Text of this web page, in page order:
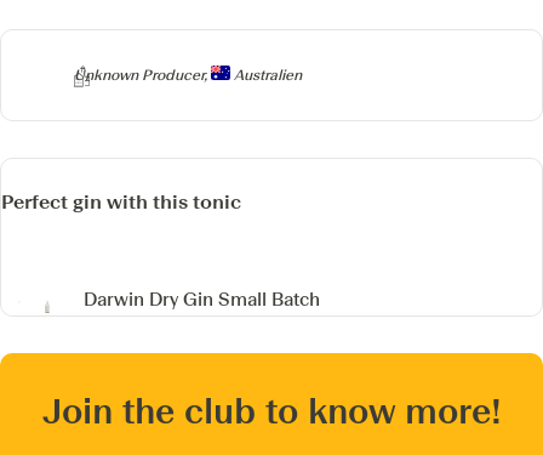
Producer
Unknown Producer, Australien
Perfect gin with this tonic
Darwin Dry Gin Small Batch
Join the club to know more!